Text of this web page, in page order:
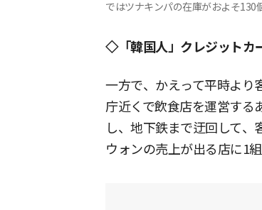
ではツナキンパの在庫がおよそ130
◇「韓国人」クレジットカ
一方で、かえって平時より
庁近くで飲食店を運営する
し、地下鉄まで迂回して
ウォンの売上が出る店に1